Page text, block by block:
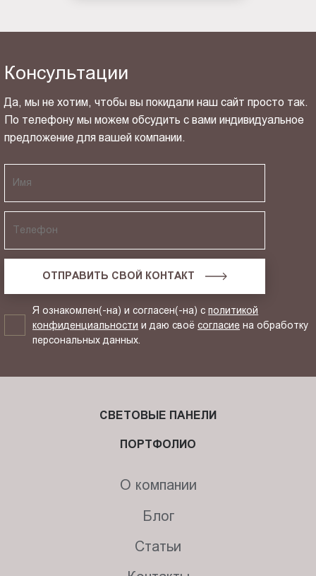
Консультации
Да, мы не хотим, чтобы вы покидали наш сайт просто так.
По телефону мы можем обсудить с вами индивидуальное
предложение для вашей компании.
ОТПРАВИТЬ СВОЙ КОНТАКТ
Я ознакомлен(-на) и согласен(-на) сполитикой
конфиденциальности и даю своёсогласие на обработку
персональных данных.
СВЕТОВЫЕ ПАНЕЛИ
ПОРТФОЛИО
О компании
Блог
Статьи